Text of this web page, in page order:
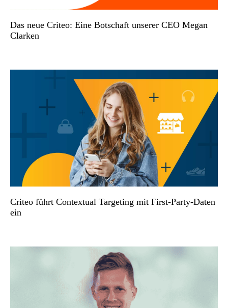
Das neue Criteo: Eine Botschaft unserer CEO Megan
Clarken
Criteo führt Contextual Targeting mit First-Party-Daten
ein